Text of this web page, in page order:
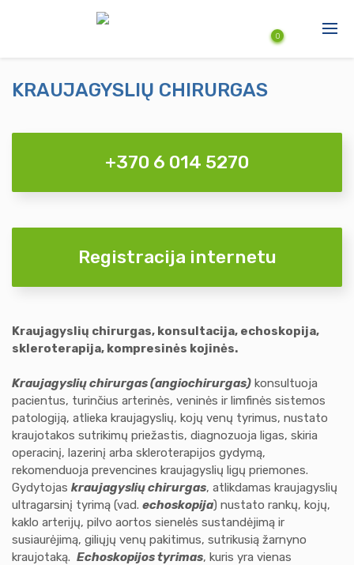
Pereiti į pagrindinį turinį
Produktai
Paslaugos
Aktuali informacija
0
KRAUJAGYSLIŲ CHIRURGAS
+370 6 014 5270
Registracija internetu
Kraujagyslių chirurgas, konsultacija, echoskopija,
skleroterapija, kompresinės kojinės.
Kraujagyslių chirurgas (angiochirurgas) konsultuoja
pacientus, turinčius arterinės, veninės ir limfinės sistemos
patologiją, atlieka kraujagyslių, kojų venų tyrimus, nustato
kraujotakos sutrikimų priežastis, diagnozuoja ligas, skiria
operacinį, lazerinį arba skleroterapijos gydymą,
rekomenduoja prevencines kraujagyslių ligų priemones.
Gydytojas kraujagyslių chirurgas, atlikdamas kraujagyslių
ultragarsinį tyrimą (vad. echoskopija) nustato rankų, kojų,
kaklo arterijų, pilvo aortos sienelės sustandėjimą ir
susiaurėjimą, giliųjų venų pakitimus, sutrikusią žarnyno
kraujotaką. Echoskopijos tyrimas, kuris yra vienas